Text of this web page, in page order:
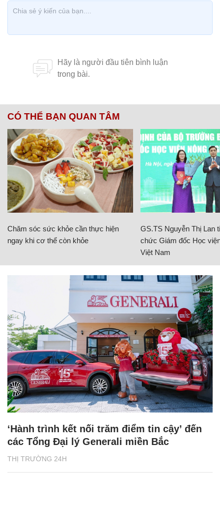
CÓ THỂ BẠN QUAN TÂM
Chăm sóc sức khỏe cần thực hiện
ngay khi cơ thể còn khỏe
GS.TS Nguyễn Thị Lan
chức Giám đốc Học
Việt Nam
THỊ TRƯỜNG 24H
‘Hành trình kết nối trăm điểm tin cậy’ đến
các Tổng Đại lý Generali miền Bắc